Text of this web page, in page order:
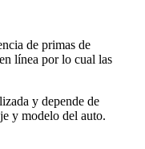
de primas de
línea por lo cual las
y depende de
y modelo del auto.